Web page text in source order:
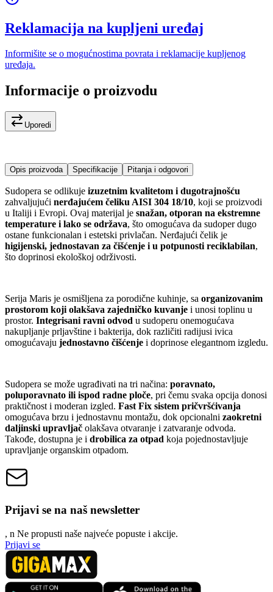
Reklamacija na kupljeni uređaj
Informišite se o mogućnostima povrata i reklamacije kupljenog
uređaja.
Informacije o proizvodu
Uporedi
Opis proizvoda Specifikacije Pitanja i odgovori
Sudopera se odlikuje izuzetnim kvalitetom i dugotrajnošću
zahvaljujući nerđajućem čeliku AISI 304 18/10, koji se proizvodi
u Italiji i Evropi. Ovaj materijal je snažan, otporan na ekstremne
temperature i lako se održava, što omogućava da sudoper dugo
ostane funkcionalan i estetski privlačan. Nerđajući čelik je
higijenski, jednostavan za čišćenje i u potpunosti reciklabilan,
što doprinosi ekološkoj održivosti.
Serija Maris je osmišljena za porodične kuhinje, sa organizovanim
prostorom koji olakšava zajedničko kuvanje i unosi toplinu u
prostor. Integrisani ravni odvod u sudoperu onemogućava
nakupljanje prljavštine i bakterija, dok različiti radijusi ivica
omogućavaju jednostavno čišćenje i doprinose elegantnom izgledu.
Sudopera se može ugrađivati na tri načina: poravnato,
poluporavnato ili ispod radne ploče, pri čemu svaka opcija donosi
praktičnost i moderan izgled. Fast Fix sistem pričvršćivanja
omogućava brzu i jednostavnu montažu, dok opcionalni zaokretni
daljinski upravljač olakšava otvaranje i zatvaranje odvoda.
Takođe, dostupna je i drobilica za otpad koja pojednostavljuje
upravljanje organskim otpadom.
Prijavi se na naš newsletter
, n Ne propusti naše najveće popuste i akcije.
Prijavi se